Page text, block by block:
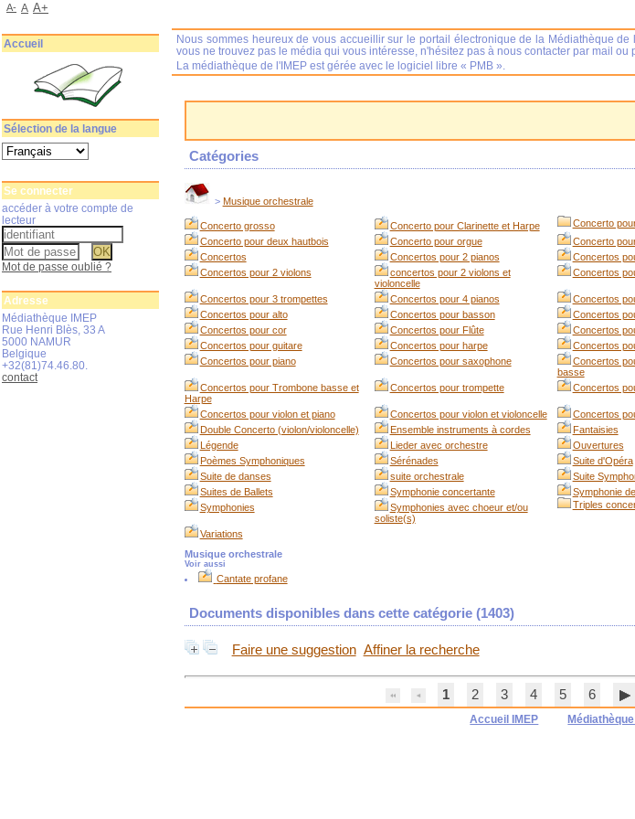
Catégories
> Musique orchestrale
Concerto grosso Concerto pour Clarinette et Harpe
Concerto
Concerto pour deux hautbois
Concerto pour orgue
Concerto
Concertos
Concertos pour 2 pianos
Concertos
Concertos pour 2 violons
concertos pour 2 violons et
violoncelle
Concertos
Concertos pour 3 trompettes Concertos pour 4 pianos
Concertos
Concertos pour alto
Concertos pour basson
Concertos
Concertos pour cor
Concertos pour Flûte
Concertos
Concertos pour guitare
Concertos pour harpe
Concertos
Concertos pour piano
Concertos pour saxophone
Concertos
basse
Concertos pour Trombone basse et
Harpe
Concertos pour trompette Concertos
Concertos pour violon et piano Concertos pour violon et violoncelle
Concertos
Double Concerto (violon/violoncelle)
Ensemble instruments à cordes
Fantaisies
Légende
Lieder avec orchestre
Ouvertures
Poèmes Symphoniques
Sérénades
Suite d'Opéra
Suite de danses
suite orchestrale
Suite
Suites de Ballets
Symphonie concertante
Symphonie
Symphonies
Symphonies avec choeur et/ou
soliste(s)
Triples
Variations
Musique orchestrale
Voir aussi
Cantate profane
Documents disponibles dans cette catégorie (1403)
Faire une suggestion Affiner la recherche
1 2 3 4 5 6
Accueil IMEP
Nous sommes heureux de vous accueillir sur le portail électronique de la Médiathèque de
vous ne trouvez pas le média qui vous intéresse, n'hésitez pas à nous contacter par mail
La médiathèque de l'IMEP est gérée avec le logiciel libre « PMB ».
A- A A+
Accueil
Sélection de la langue
Se connecter
accéder à votre compte de
lecteur
Mot de passe oublié ?
Adresse
Médiathèque IMEP
Rue Henri Blès, 33 A
5000 NAMUR
Belgique
+32(81)74.46.80.
contact